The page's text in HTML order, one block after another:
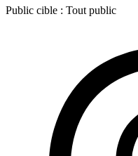
Public cible : Tout public